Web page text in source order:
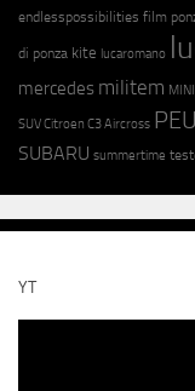
endlesspossibilities film
di ponza kite lucaromano
mercedes militem MINI
SUV Citroen C3 Aircross
SUBARU summertime
YT